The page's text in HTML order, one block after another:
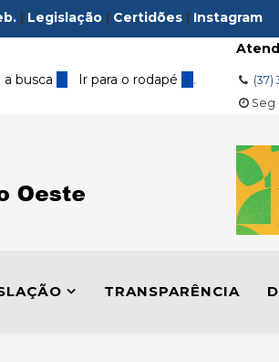
| Legislação | Certidões | Instagram
a busca3 Ir para o rodapé 4 . (37)
Seg
TRANSPARÊNCIA